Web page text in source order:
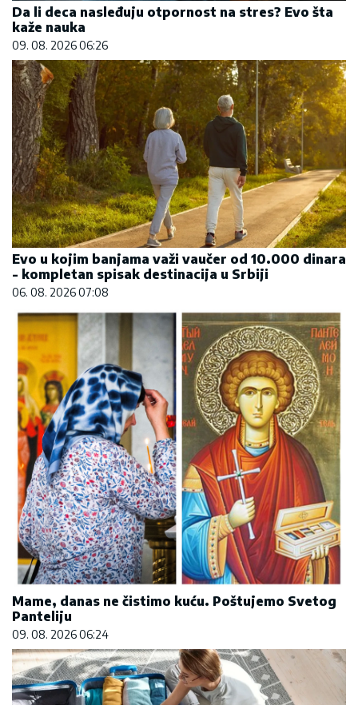
Da li deca nasleđuju otpornost na stres? Evo šta
kaže nauka
09. 08. 2026 06:26
Evo u kojim banjama važi vaučer od 10.000 dinara
- kompletan spisak destinacija u Srbiji
06. 08. 2026 07:08
Mame, danas ne čistimo kuću. Poštujemo Svetog
Panteliju
09. 08. 2026 06:24